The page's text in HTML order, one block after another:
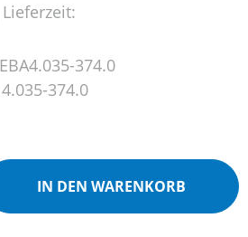
374.0
4.035-374.0
den gewünschten
IN DEN WARENKORB